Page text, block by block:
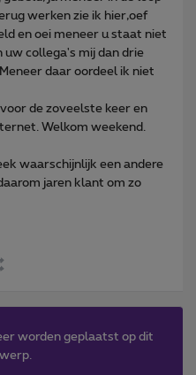
werken zie ik hier,oef
en oei meneer u staat niet
uw collega's mij dan drie
daar oordeel ik niet
de zoveelste keer en
Welkom weekend.
waarschijnlijk een andere
jaren klant om zo
worden geplaatst op dit